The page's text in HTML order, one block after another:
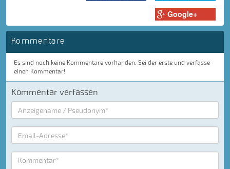
Google+
Kommentare
Es sind noch keine Kommentare vorhanden. Sei der erste und verfasse
einen Kommentar!
Kommentar verfassen